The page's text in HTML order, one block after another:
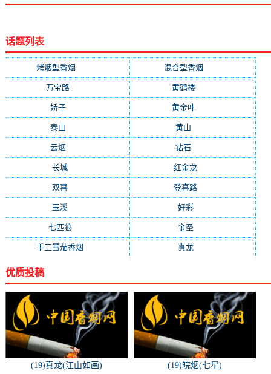
话题列表
烤烟型香烟 混合型香烟
万宝路 黄鹤楼(261)
娇子(147) 黄金叶(138)
泰山 黄山
云烟 钻石
长城 红金龙
双喜 登喜路
玉溪 好彩(73)
七匹狼 金圣(70)
手工雪茄香烟 真龙(65)
优质投稿
(19)真龙(江山如画) (19)皖烟(七星)